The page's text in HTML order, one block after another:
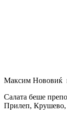
Максим Нововиќ
Салата беше
Прилеп, Крушево,